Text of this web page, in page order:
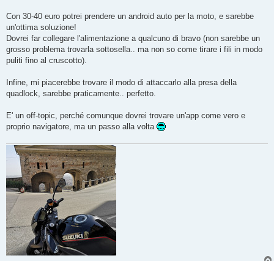
g
i
o
Con 30-40 euro potrei prendere un android auto per la moto, e sarebbe
un'ottima soluzione!
Dovrei far collegare l'alimentazione a qualcuno di bravo (non sarebbe un
grosso problema trovarla sottosella.. ma non so come tirare i fili in modo
puliti fino al cruscotto).
Infine, mi piacerebbe trovare il modo di attaccarlo alla presa della
quadlock, sarebbe praticamente.. perfetto.
E' un off-topic, perché comunque dovrei trovare un'app come vero e
proprio navigatore, ma un passo alla volta